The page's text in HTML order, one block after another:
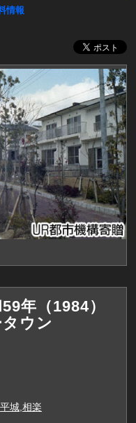
情報
年（1984）
ウン
城,相楽